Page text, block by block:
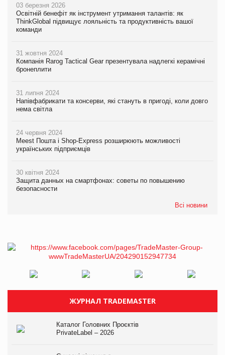
03 березня 2026
Освітній бенефіт як інструмент утримання талантів: як
ThinkGlobal підвищує лояльність та продуктивність вашої
команди
31 жовтня 2024
Компанія Rarog Tactical Gear презентувала надлегкі керамічні
бронеплити
31 липня 2024
Напівфабрикати та консерви, які стануть в пригоді, коли довго
нема світла
24 червня 2024
Meest Пошта і Shop-Express розширюють можливості
українських підприємців
30 квітня 2024
Защита данных на смартфонах: советы по повышению
безопасности
Всі новини
ЖУРНАЛ TRADEMASTER
Каталог Головних Проєктів
PrivateLabel – 2026